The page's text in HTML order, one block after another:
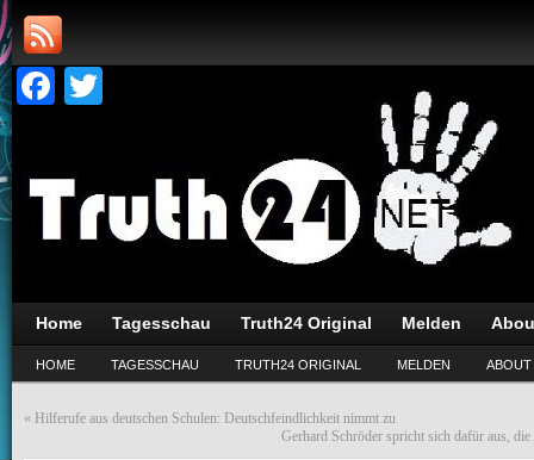
Facebook
Home Tagesschau Truth24 Original Melden
HOME TAGESSCHAU TRUTH24 ORIGINAL MELDEN ABOUT
« Hilferufe aus deutschen Schulen: Deutschfeindlichkeit nimmt zu
Gerhard Schröder spricht sich dafür aus,